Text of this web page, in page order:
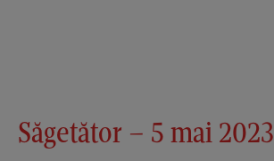
Săgetător – 5 mai 2023